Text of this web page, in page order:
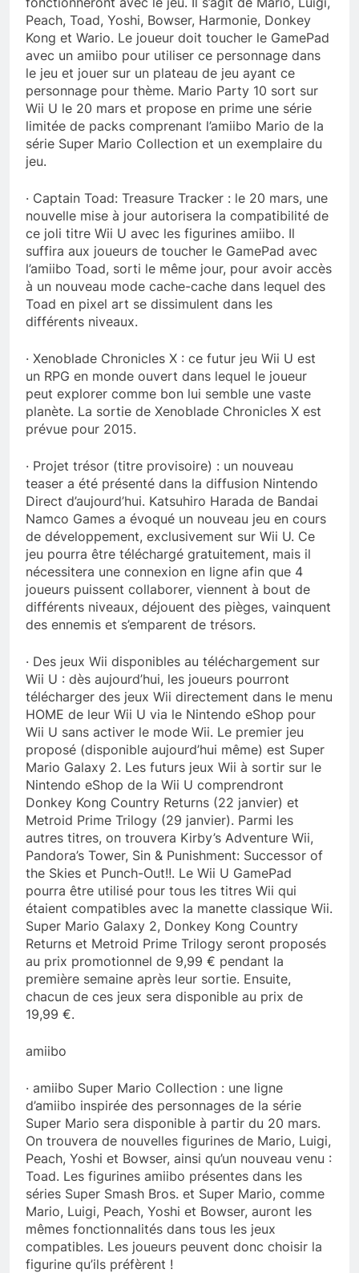
Peach, Toad, Yoshi, Bowser, Harmonie, Donkey
Kong et Wario. Le joueur doit toucher le GamePad
avec un amiibo pour utiliser ce personnage dans
le jeu et jouer sur un plateau de jeu ayant ce
personnage pour thème. Mario Party 10 sort sur
Wii U le 20 mars et propose en prime une série
limitée de packs comprenant l’amiibo Mario de la
série Super Mario Collection et un exemplaire du
jeu.
· Captain Toad: Treasure Tracker : le 20 mars, une
nouvelle mise à jour autorisera la compatibilité de
ce joli titre Wii U avec les figurines amiibo. Il
suffira aux joueurs de toucher le GamePad avec
l’amiibo Toad, sorti le même jour, pour avoir accès
à un nouveau mode cache-cache dans lequel des
Toad en pixel art se dissimulent dans les
différents niveaux.
· Xenoblade Chronicles X : ce futur jeu Wii U est
un RPG en monde ouvert dans lequel le joueur
peut explorer comme bon lui semble une vaste
planète. La sortie de Xenoblade Chronicles X est
prévue pour 2015.
· Projet trésor (titre provisoire) : un nouveau
teaser a été présenté dans la diffusion Nintendo
Direct d’aujourd’hui. Katsuhiro Harada de Bandai
Namco Games a évoqué un nouveau jeu en cours
de développement, exclusivement sur Wii U. Ce
jeu pourra être téléchargé gratuitement, mais il
nécessitera une connexion en ligne afin que 4
joueurs puissent collaborer, viennent à bout de
différents niveaux, déjouent des pièges, vainquent
des ennemis et s’emparent de trésors.
· Des jeux Wii disponibles au téléchargement sur
Wii U : dès aujourd’hui, les joueurs pourront
télécharger des jeux Wii directement dans le menu
HOME de leur Wii U via le Nintendo eShop pour
Wii U sans activer le mode Wii. Le premier jeu
proposé (disponible aujourd’hui même) est Super
Mario Galaxy 2. Les futurs jeux Wii à sortir sur le
Nintendo eShop de la Wii U comprendront
Donkey Kong Country Returns (22 janvier) et
Metroid Prime Trilogy (29 janvier). Parmi les
autres titres, on trouvera Kirby’s Adventure Wii,
Pandora’s Tower, Sin & Punishment: Successor of
the Skies et Punch-Out!!. Le Wii U GamePad
pourra être utilisé pour tous les titres Wii qui
étaient compatibles avec la manette classique Wii.
Super Mario Galaxy 2, Donkey Kong Country
Returns et Metroid Prime Trilogy seront proposés
au prix promotionnel de 9,99 € pendant la
première semaine après leur sortie. Ensuite,
chacun de ces jeux sera disponible au prix de
19,99 €.
amiibo
· amiibo Super Mario Collection : une ligne
d’amiibo inspirée des personnages de la série
Super Mario sera disponible à partir du 20 mars.
On trouvera de nouvelles figurines de Mario, Luigi,
Peach, Yoshi et Bowser, ainsi qu’un nouveau venu :
Toad. Les figurines amiibo présentes dans les
séries Super Smash Bros. et Super Mario, comme
Mario, Luigi, Peach, Yoshi et Bowser, auront les
mêmes fonctionnalités dans tous les jeux
compatibles. Les joueurs peuvent donc choisir la
figurine qu’ils préfèrent !